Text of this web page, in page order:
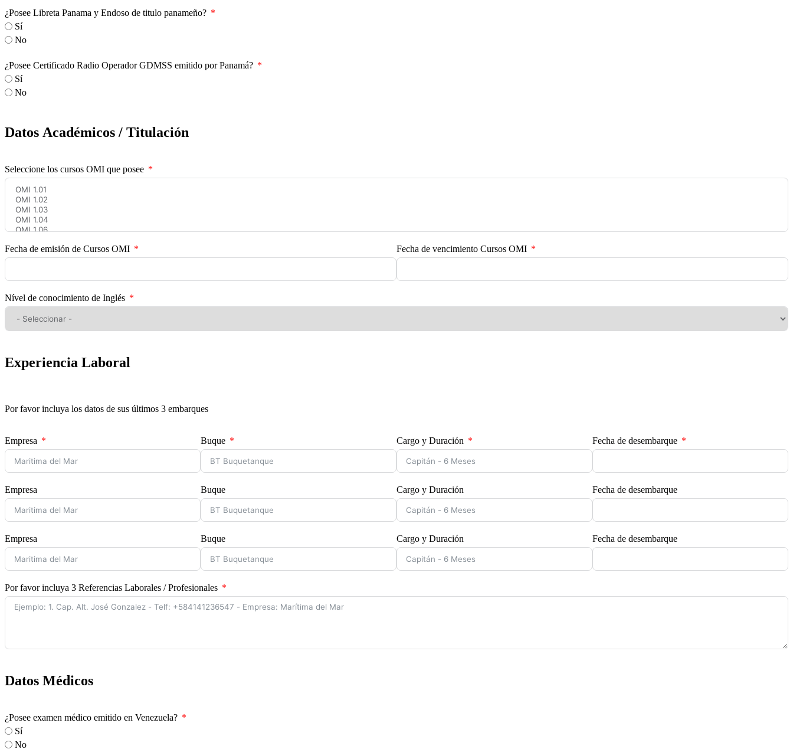
¿Posee Libreta Panama y Endoso de titulo panameño?
Sí
No
¿Posee Certificado Radio Operador GDMSS emitido por Panamá?
Sí
No
Datos Académicos / Titulación
Seleccione los cursos OMI que posee
Fecha de emisión de Cursos OMI Fecha de vencimiento Cursos OMI
Nível de conocimiento de Inglés
Experiencia Laboral
Por favor incluya los datos de sus últimos 3 embarques
Empresa Buque Cargo y Duración Fecha de desembarque
Empresa Buque Cargo y Duración Fecha de desembarque
Empresa Buque Cargo y Duración Fecha de desembarque
Por favor incluya 3 Referencias Laborales / Profesionales
Datos Médicos
¿Posee examen médico emitido en Venezuela?
Sí
No